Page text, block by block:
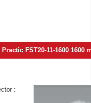
FST20-11-1600 1600
: